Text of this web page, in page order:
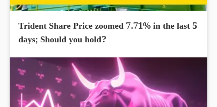
Trident Share Price zoomed 7.71% in the last 5
days; Should you hold?